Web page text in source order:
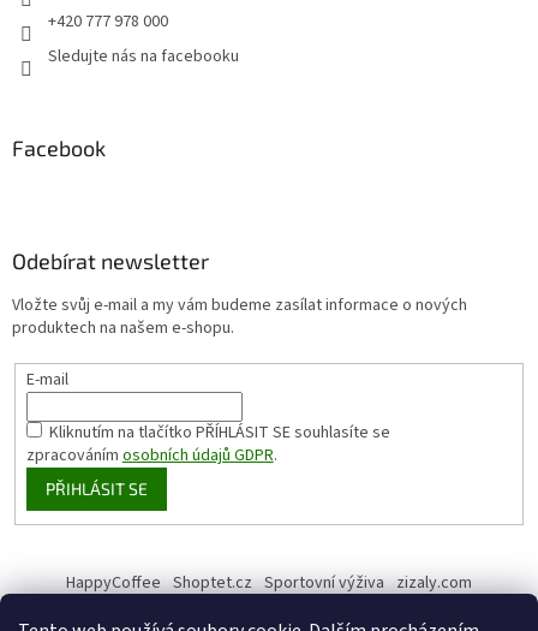
+420 777 978 000
Sledujte nás na facebooku
Facebook
Odebírat newsletter
Vložte svůj e-mail a my vám budeme zasílat informace o nových
produktech na našem e-shopu.
E-mail
Kliknutím na tlačítko PŘÍHLÁSIT SEsouhlasíte se
zpracovánímosobních údajů GDPR.
PŘIHLÁSIT SE
HappyCoffee Shoptet.cz Sportovní výživa zizaly.com